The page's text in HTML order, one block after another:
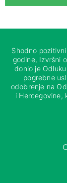
Shodno
godine, Izvršni
donio je
pogrebne
odobrenje na
i Hercegovine,